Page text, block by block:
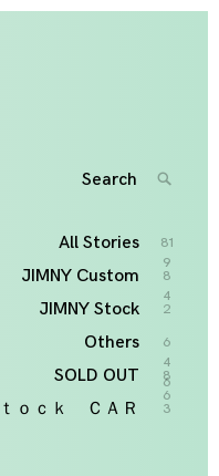
All Stories
81
9
JIMNY Custom
8
4
JIMNY Stock 2
Others
6
4
6
SOLD OUT
8
6
ｏｃｋ ＣＡＲ 3